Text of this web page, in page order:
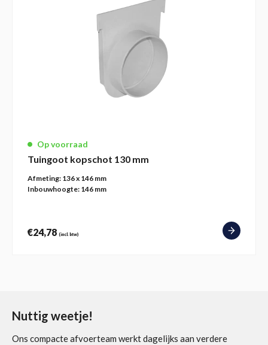
Op voorraad
Tuingoot kopschot 130 mm
Afmeting: 136 x 146 mm
Inbouwhoogte: 146 mm
€24,78 (incl. btw)
Nuttig weetje!
Ons compacte afvoerteam werkt dagelijks aan verdere